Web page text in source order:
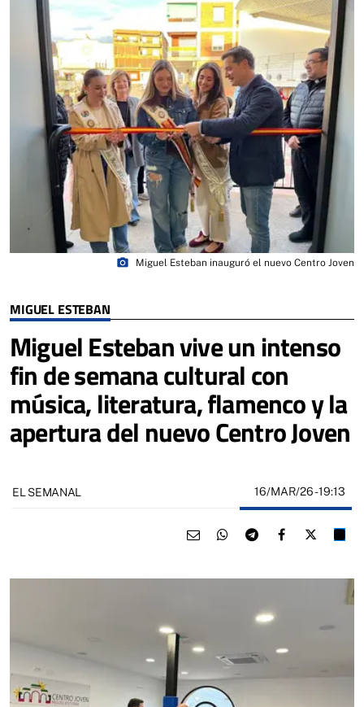
MIGUEL ESTEBAN
Miguel Esteban vive un intenso
fin de semana cultural con
música, literatura, flamenco y la
apertura del nuevo Centro Joven
photo_camera Miguel Esteban inauguró el nuevo Centro Joven
EL SEMANAL 16/MAR/26- 19:13